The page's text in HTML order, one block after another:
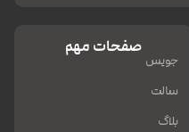
صفحات مهم
جویس
سالت
بلاگ